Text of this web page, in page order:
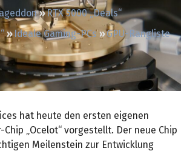
RTX 5000 „Deals“
Ideale Gaming-PCs
GPU-Rangliste
hat heute den ersten eigenen
„Ocelot“ vorgestellt. Der neue Chip
Meilenstein zur Entwicklung